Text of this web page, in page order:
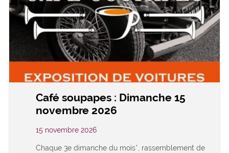
Café soupapes : Dimanche 15
novembre 2026
15 novembre 2026
Chaque 3e dimanche du mois*, rassemblement de